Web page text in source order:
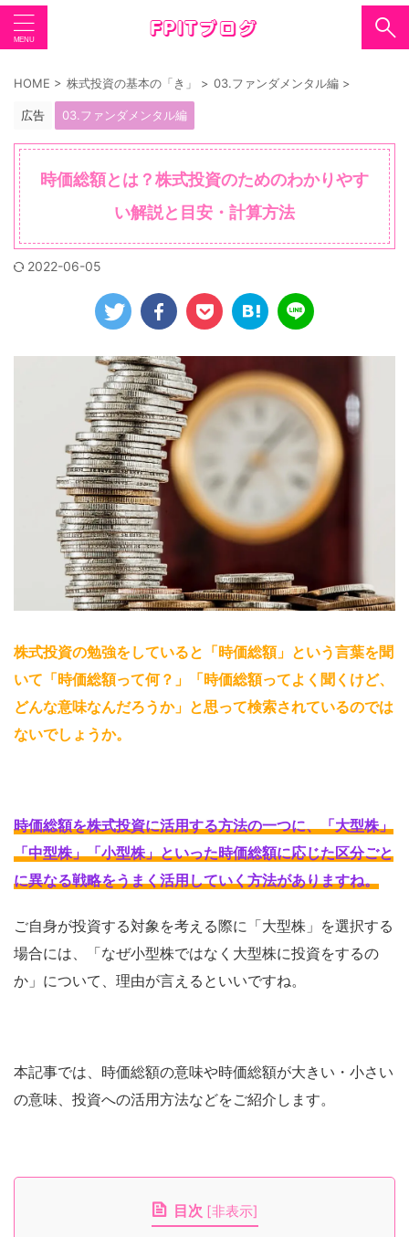
HOME > 株式投資の基本の「き」 > 03.ファンダメンタル編 >
広告 03.ファンダメンタル編
時価総額とは？株式投資のためのわかりやす
い解説と目安・計算方法
2022-06-05
株式投資の勉強をしていると「時価総額」という言葉を聞
いて「時価総額って何？」「時価総額ってよく聞くけど、
どんな意味なんだろうか」と思って検索されているのでは
ないでしょうか。
時価総額を株式投資に活用する方法の一つに、「大型株」
「中型株」「小型株」といった時価総額に応じた区分ごと
に異なる戦略をうまく活用していく方法がありますね。
ご自身が投資する対象を考える際に「大型株」を選択する
場合には、「なぜ小型株ではなく大型株に投資をするの
か」について、理由が言えるといいですね。
本記事では、時価総額の意味や時価総額が大きい・小さい
の意味、投資への活用方法などをご紹介します。
目次 [非表示]